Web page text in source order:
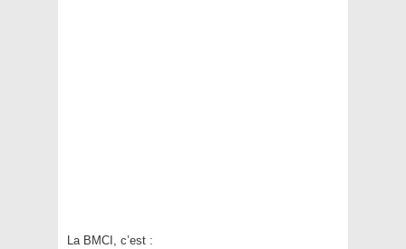
La BMCI, c’est :